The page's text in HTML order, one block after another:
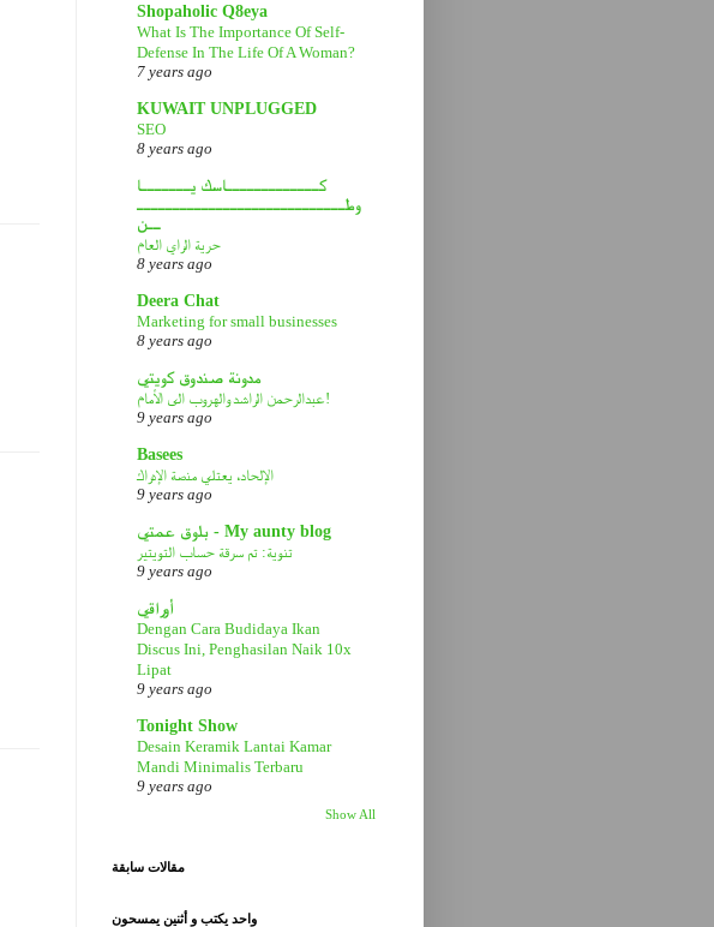
Shopaholic Q8eya
What Is The Importance Of Self-
Defense In The Life Of A Woman?
7 years ago
KUWAIT UNPLUGGED
SEO
8 years ago
كـــــــــــــاسك يـــــــا
وطـــــــــــــــــــــــــــــ
ــن
حرية الراي العام
8 years ago
Deera Chat
Marketing for small businesses
8 years ago
مدونة صندوق كويتي
عبدالرحمن الراشد والهروب الى الأمام!
9 years ago
Basees
الإلحاد، يعتلي منصة الإدراك
9 years ago
بلوق عمتي - My aunty blog
تنوية: تم سرقة حساب التويتير
9 years ago
أوراقي
Dengan Cara Budidaya Ikan
Discus Ini, Penghasilan Naik 10x
Lipat
9 years ago
Tonight Show
Desain Keramik Lantai Kamar
Mandi Minimalis Terbaru
9 years ago
Show All
مقالات سابقة
واحد يكتب و أثنين يمسحون